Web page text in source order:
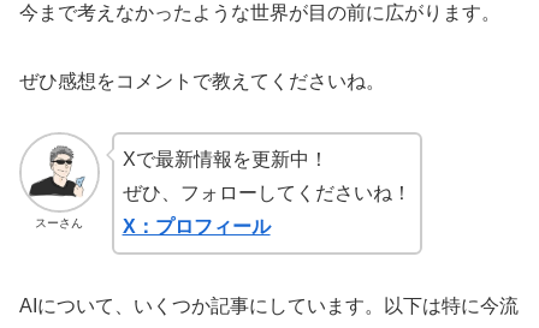
今まで考えなかったような世界が目の前に広がります。
ぜひ感想をコメントで教えてくださいね。
スーさん
Xで最新情報を更新中！
ぜひ、フォローしてくださいね！
X：プロフィール
AIについて、いくつか記事にしています。以下は特に今流